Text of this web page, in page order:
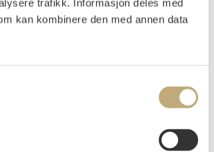
trafikk. Informasjon deles med
kan kombinere den med annen data